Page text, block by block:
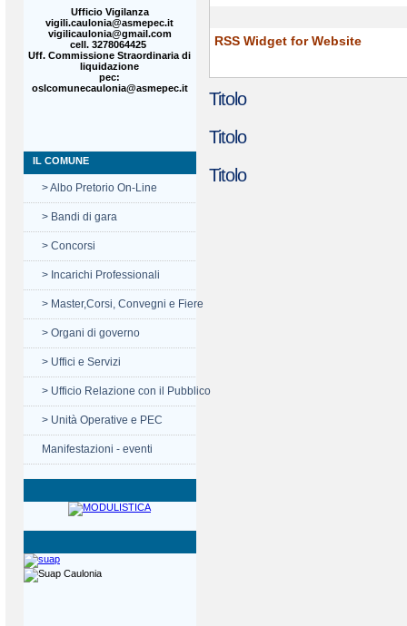
RSS Widget for Website
Titolo
Titolo
Titolo
Ufficio Vigilanza
vigili.caulonia@asmepec.it
vigilicaulonia@gmail.com
cell. 3278064425
Uff. Commissione Straordinaria di
liquidazione
pec:
oslcomunecaulonia@asmepec.it
IL COMUNE
> Albo Pretorio On-Line
> Bandi di gara
> Concorsi
> Incarichi Professionali
> Master,Corsi, Convegni e Fiere
> Organi di governo
> Uffici e Servizi
> Ufficio Relazione con il Pubblico
> Unità Operative e PEC
Manifestazioni - eventi